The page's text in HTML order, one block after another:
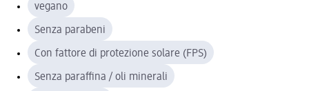
vegano
Senza parabeni
Con fattore di protezione solare (FPS)
Senza paraffina / oli minerali